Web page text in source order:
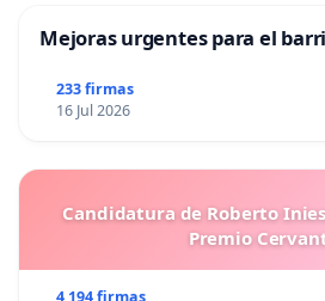
Mejoras urgentes para el
233 firmas
16 Jul 2026
Candidatura de Roberto
Premio